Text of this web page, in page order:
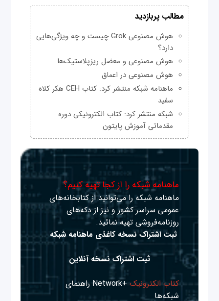
مطالب پربازدید
هوش مصنوعی Grok چیست و چه ویژگی‌هایی
دارد؟
هوش مصنوعی و معضل ریزپلاستیک‌ها
هوش مصنوعی در اعماق
ماهنامه شبکه منتشر کرد: کتاب CEH هکر کلاه
سفید
شبکه منتشر کرد: کتاب الکترونیکی دوره
مقدماتی آموزش پایتون
ماهنامه شبکه را از کجا تهیه کنیم؟
ماهنامه شبکه را می‌توانید از کتابخانه‌های
عمومی سراسر کشور و نیز از دکه‌های
روزنامه‌فروشی تهیه نمائید.
ثبت اشتراک نسخه کاغذی ماهنامه شبکه
ثبت اشتراک نسخه آنلاین
کتاب الکترونیک
+Network راهنمای
شبکه‌ها